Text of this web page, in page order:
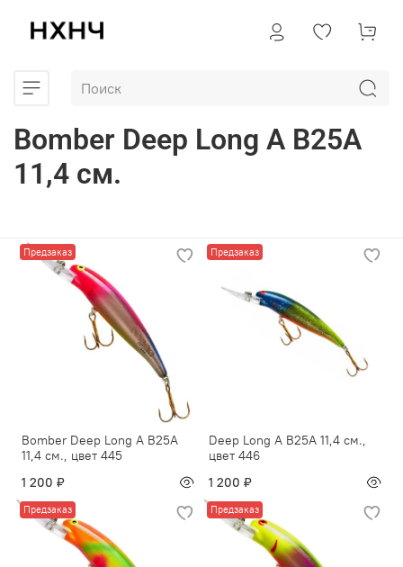
Bomber Deep Long A B25A
11,4 см.
Предзаказ
Bomber Deep Long A B25A
11,4 см., цвет 445
1 200 ₽
Предзаказ
Deep Long A B25A 11,4 см.,
цвет 446
1 200 ₽
Предзаказ Предзаказ